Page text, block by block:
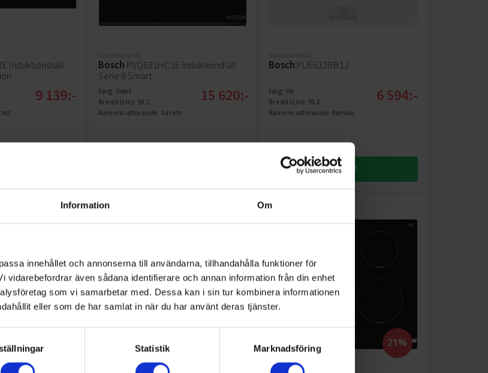
Information Om
innehållet och annonserna till användarna, tillhandahålla funktioner för
vidarebefordrar även sådana identifierare och annan information från din enhet
som vi samarbetar med. Dessa kan i sin tur kombinera informationen
eller som de har samlat in när du har använt deras tjänster.
Statistik Marknadsföring
Induktionshäll
9 139:-
Induktionshäll
Bosch PVQ631HC1E Induktionshäll
Serie 6 Smart
Färg: Svart
Bredd (cm): 59.2
Ramens utförande: Facett
15 620:-
Induktionshäll
Bosch PUE612BB1J
Färg: Vit
Bredd (cm): 59.2
Ramens utförande: Ramlös
6 594:-
KÖP
21%